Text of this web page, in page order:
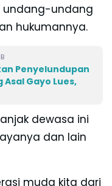
undang-undang
hukumannya.
Penyelundupan
Asal Gayo Lues,
dewasa ini
dan lain
muda kita dari